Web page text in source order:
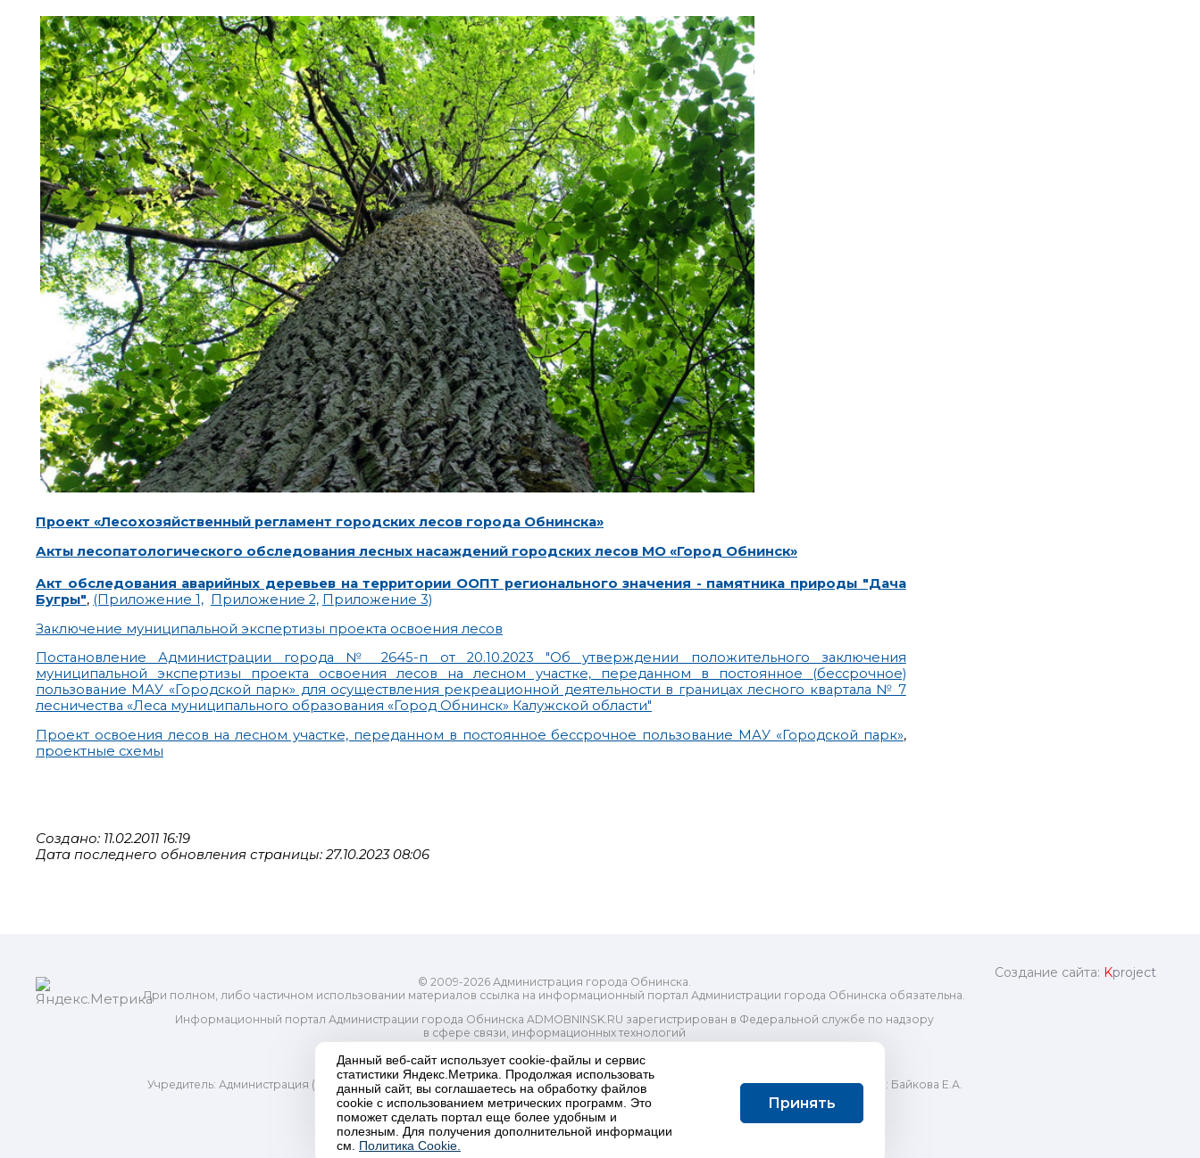
Проект «Лесохозяйственный регламент городских лесов города Обнинска»
Акты лесопатологического обследования лесных насаждений городских лесов МО «Город Обнинск»
Акт обследования аварийных деревьев на территории ООПТ регионального значения - памятника природы "Дача
Бугры", (Приложение 1, Приложение 2, Приложение 3)
Заключение муниципальной экспертизы проекта освоения лесов
Постановление Администрации города № 2645-п от 20.10.2023 "Об утверждении положительного заключения
муниципальной экспертизы проекта освоения лесов на лесном участке, переданном в постоянное (бессрочное)
пользование МАУ «Городской парк» для осуществления рекреационной деятельности в границах лесного квартала № 7
лесничества «Леса муниципального образования «Город Обнинск» Калужской области"
Проект освоения лесов на лесном участке, переданном в постоянное бессрочное пользование МАУ «Городской парк»,
проектные схемы
Создано: 11.02.2011 16:19
Дата последнего обновления страницы: 27.10.2023 08:06
© 2009-2026 Администрация города Обнинска.
При полном, либо частичном использовании материалов ссылка на информационный портал Администрации города Обнинска обязательна.
Информационный портал Администрации города Обнинска ADMOBNINSK.RU зарегистрирован в Федеральной службе по надзору
в сфере связи, информационных технологий
Свидетельство о регистрации Эл № ФС77-73321
Учредитель: Администрация (исполнительно-распорядительный орган) городского округа "Город Обнинск". Главный редактор: Байкова Е.А.
Адрес электронной почты Редакции: redactor@admobninsk.ru
Телефон Редакции: +7 (484) 395-85-85
Настоящий ресурс содержит материалы 18+
Политика в отношении обработки персональных данных
Создание сайта: Kproject
Данный веб-сайт использует cookie-файлы и сервис
статистики Яндекс.Метрика. Продолжая использовать
данный сайт, вы соглашаетесь на обработку файлов
cookie с использованием метрических программ. Это
поможет сделать портал еще более удобным и
полезным. Для получения дополнительной информации
см. Политика Cookie.
Принять